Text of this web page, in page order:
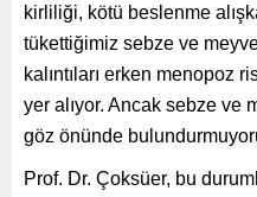
kirliliği, kötü beslenme
tükettiğimiz sebze ve
kalıntıları erken menopoz
yer alıyor. Ancak sebze ve
göz önünde
Prof. Dr. Çoksüer, bu